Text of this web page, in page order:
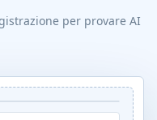
per provare AI